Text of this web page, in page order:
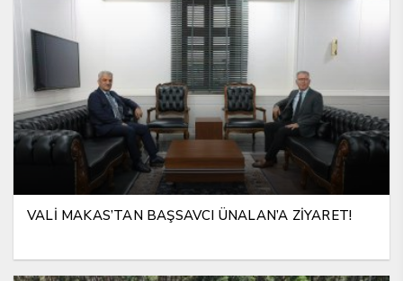
VALİ MAKAS’TAN BAŞSAVCI ÜNALAN’A ZİYARET!